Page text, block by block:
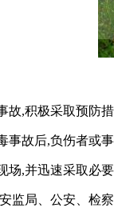
,积极采取预防
故后,负伤者或
,并迅速采取必
监局、公安、检